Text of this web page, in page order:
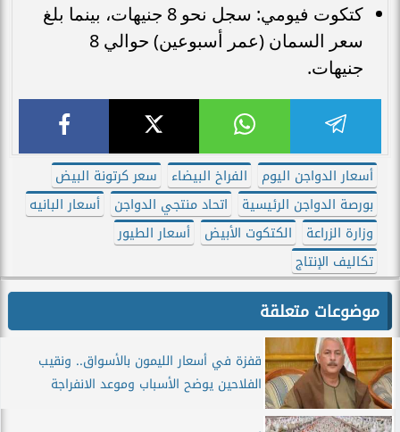
كتكوت فيومي: سجل نحو 8 جنيهات، بينما بلغ
سعر السمان (عمر أسبوعين) حوالي 8
جنيهات.
أسعار الدواجن اليوم الفراخ البيضاء
سعر كرتونة البيض
بورصة الدواجن الرئيسية
اتحاد منتجي الدواجن
أسعار البانيه
وزارة الزراعة
الكتكوت الأبيض
أسعار الطيور
تكاليف الإنتاج
موضوعات متعلقة
قفزة في أسعار الليمون بالأسواق.. ونقيب
الفلاحين يوضح الأسباب وموعد الانفراجة